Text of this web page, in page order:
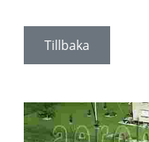
Tillbaka